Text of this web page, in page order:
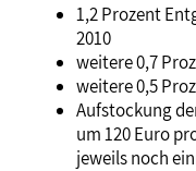
1,2 Prozent
2010
weitere 0,7
weitere 0,5
Aufstockung
um 120 Euro
jeweils noch